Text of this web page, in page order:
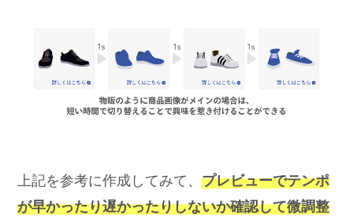
上記を参考に作成してみて、プレビューでテンポ
が早かったり遅かったりしないか確認して微調整